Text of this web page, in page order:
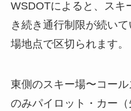
WSDOTによると、スキ
き続き通行制限が続い
場地点で区切られます。
東側のスキー場〜コー
のみパイロット・カー